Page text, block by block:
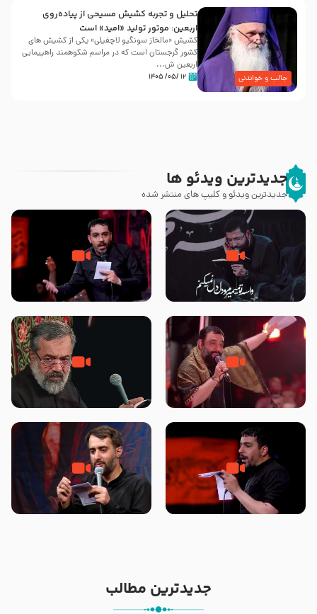
جالب و خواندنی
تحلیل و تجربه کشیش مسیحی از پیاده‌روی
اربعین: موتور تولید «امید» است
کشیش «مالخاز سونگیو لاچفیلی» یکی از کشیش های
کشور گرجستان است که در مراسم شکوهمند راهپیمایی
اربعین ش...
۱۲ /۰۵/ ۱۴۰۵
جدیدترین ویدئو ها
جدیدترین ویدئو و کلیپ های منتشر شده
مصداق کربلا – حاج حسین سیب
سرخی
شور ، حسینا! به‌ حق زهرا «أُنْظُرْ
إِلَینا» – عزاداری شب هفتم ماه
جانا جانا ابی عبدالله – کربلایی جواد
مقدم – شب هشتم محرم 1448 –
مادر منم مثل تو خمیدم – حاج
محمود کریمی – شهادت حضرت
هیئت رایة العباس علیه السلام
تک ، عبّاس، صاحب دل‌هاست –
حاج حنیف طاهری – عزاداری شب
من غلام نوکراتم من عاشق کربلاتم
– شور زمینه – شب هفتم – محرم
جدیدترین مطالب